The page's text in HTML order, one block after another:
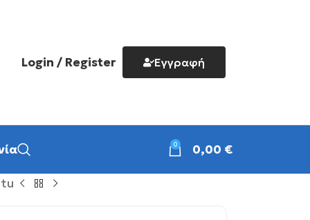
Login / Register Εγγραφή
0 0,00 €